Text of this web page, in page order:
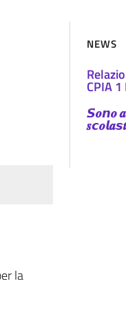
la
NEWS
CPIA
𝙎𝒐𝙣𝒐